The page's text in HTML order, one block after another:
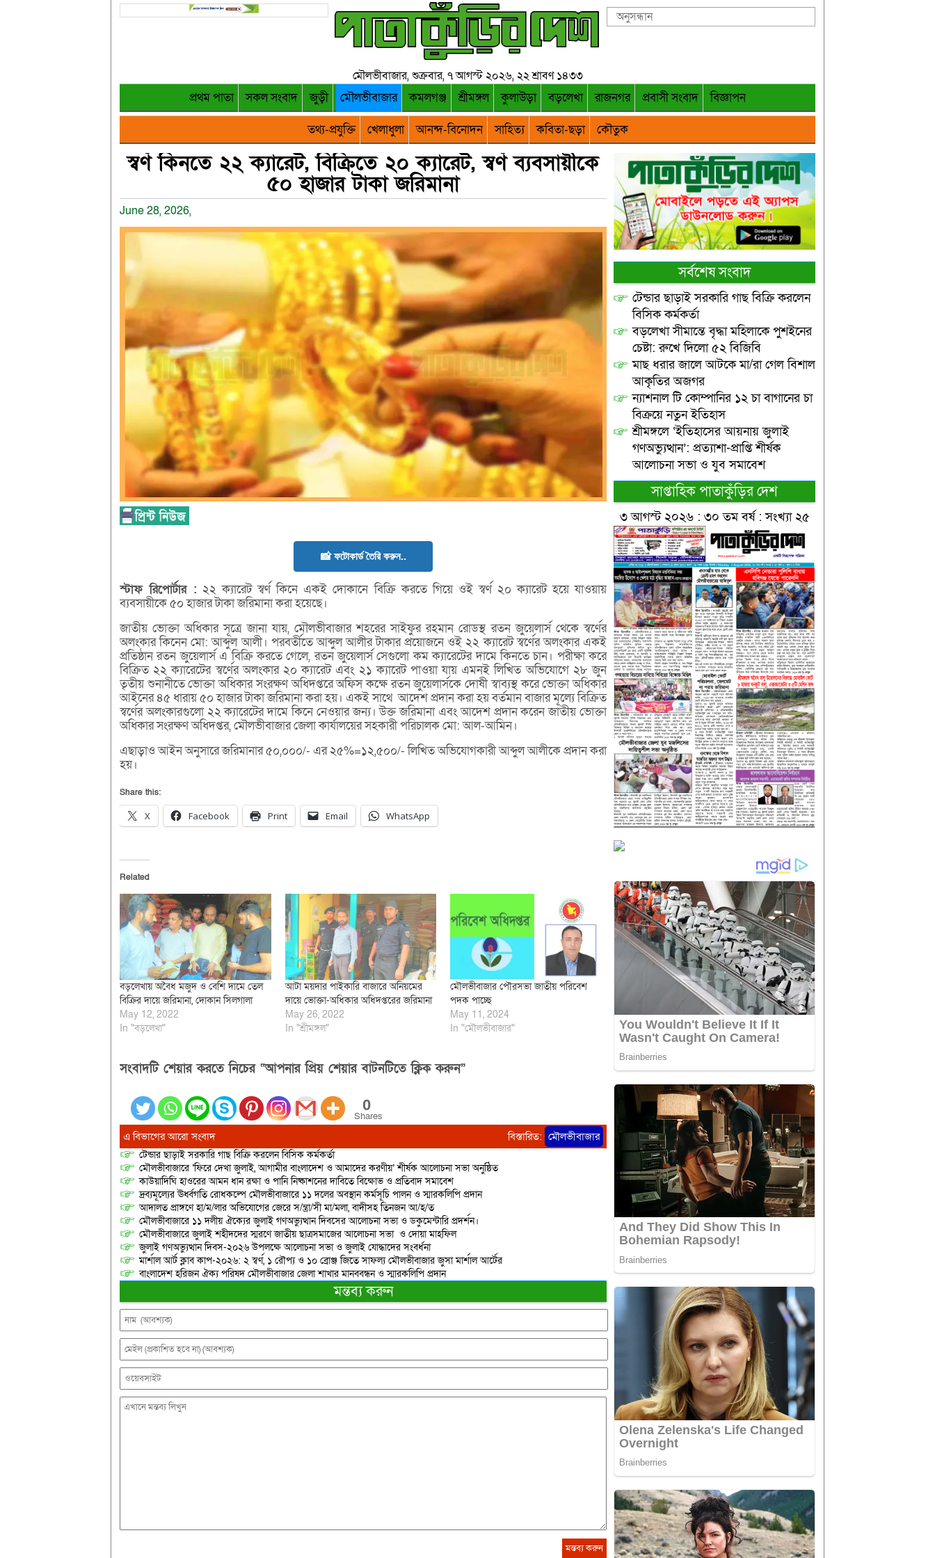
মৌলভীবাজার, শুক্রবার, ৭ আগস্ট ২০২৬, ২২ শ্রাবণ ১৪৩৩
প্রথম পাতা সকল সংবাদ জুড়ী মৌলভীবাজার কমলগঞ্জ শ্রীমঙ্গল কুলাউড়া বড়লেখা রাজনগর প্রবাসী সংবাদ
বিজ্ঞাপন
তথ্য-প্রযুক্তি
খেলাধুলা আনন্দ-বিনোদন সাহিত্য কবিতা-ছড়া কৌতুক
স্বর্ণ কিনতে ২২ ক্যারেট, বিক্রিতে ২০ ক্যারেট, স্বর্ণ ব্যবসায়ীকে
৫০ হাজার টাকা জরিমানা
June 28, 2026,
📸 ফটোকার্ড তৈরি করুন..
স্টাফরিপোর্টার : ২২ ক্যারেট স্বর্ণ কিনে একই দোকানে বিক্রি করতে গিয়ে ওই স্বর্ণ ২০ ক্যারেট হয়ে যাওয়ায়
ব্যবসায়ীকে ৫০ হাজার টাকা জরিমানা করা হয়েছে।
জাতীয় ভোক্তা অধিকার সূত্রে জানা যায়, মৌলভীবাজার শহরের সাইফুর রহমান রোডস্থ রতন জুয়েলার্স থেকে স্বর্ণের
অলংকার কিনেন মো: আব্দুল আলী। পরবর্তীতে আব্দুল আলীর টাকার প্রয়োজনে ওই ২২ ক্যারেট স্বর্ণের অলংকার একই
প্রতিষ্ঠান রতন জুয়েলার্স এ বিক্রি করতে গেলে, রতন জুয়েলার্স সেগুলো কম ক্যারেটের দামে কিনতে চান। পরীক্ষা করে
বিক্রিত ২২ ক্যারেটের স্বর্ণের অলংকার ২০ ক্যারেট এবং ২১ ক্যারেট পাওয়া যায় এমনই লিখিত অভিযোগে ২৮ জুন
তৃতীয় শুনানীতে ভোক্তা অধিকার সংরক্ষণ অধিদপ্তরে অফিস কক্ষে রতন জুয়েলার্সকে দোষী স্বাব্যস্থ করে ভোক্তা অধিকার
আইনের ৪৫ ধারায় ৫০ হাজার টাকা জরিমানা করা হয়। একই সাথে আদেশ প্রদান করা হয় বর্তমান বাজার মূল্যে বিক্রিত
স্বর্ণের অলংকারগুলো ২২ ক্যারেটের দামে কিনে নেওয়ার জন্য। উক্ত জরিমানা এবং আদেশ প্রদান করেন জাতীয় ভোক্তা
অধিকার সংরক্ষণ অধিদপ্তর, মৌলভীবাজার জেলা কার্যালয়ের সহকারী পরিচালক মো: আল-আমিন।
এছাড়াও আইন অনুসারে জরিমানার ৫০,০০০/- এর ২৫%=১২,৫০০/- লিখিত অভিযোগকারী আব্দুল আলীকে প্রদান করা
হয়।
Share this:
X Facebook Print Email WhatsApp
Related
বড়লেখায় অবৈধ মজুদ ও বেশি দামে তেল
বিক্রির দায়ে জরিমানা, দোকান সিলগালা
May 12, 2022
In "বড়লেখা"
আটা ময়দার পাইকারি বাজারে অনিয়মের
দায়ে ভোক্তা-অধিকার অধিদপ্তরের জরিমানা
May 26, 2022
In "শ্রীমঙ্গল"
মৌলভীবাজার পৌরসভা জাতীয় পরিবেশ
পদক পাচ্ছে
May 11, 2024
In "মৌলভীবাজার"
সংবাদটি শেয়ার করতে নিচের “আপনার প্রিয় শেয়ার বাটনটিতে ক্লিক করুন”
0
Shares
এ বিভাগের আরো সংবাদ বিস্তারিত: মৌলভীবাজার
টেন্ডার ছাড়াই সরকারি গাছ বিক্রি করলেন বিসিক কর্মকর্তা
মৌলভীবাজারে ‘ফিরে দেখা জুলাই, আগামীর বাংলাদেশ ও আমাদের করণীয়’ শীর্ষক আলোচনা সভা অনুষ্ঠিত
কাউয়াদিঘি হাওরের আমন ধান রক্ষা ও পানি নিষ্কাশনের দাবিতে বিক্ষোভ ও প্রতিবাদ সমাবেশ
দ্রব্যমূল্যের ঊর্ধ্বগতি রোধকল্পে মৌলভীবাজারে ১১ দলের অবস্থান কর্মসূচি পালন ও স্মারকলিপি প্রদান
আদালত প্রাঙ্গণে হা/ম/লার অভিযোগের জেরে স/ন্ত্রা/সী মা/মলা, বাদীসহ তিনজন আ/হ/ত
মৌলভীবাজারে ১১ দলীয় ঐক্যের জুলাই গণঅভ্যুত্থান দিবসের আলোচনা সভা ও ডকুমেন্টারি প্রদর্শন।
মৌলভীবাজারে জুলাই শহীদদের স্মরণে জাতীয় ছাত্রসমাজের আলোচনা সভা ও দোয়া মাহফিল
জুলাই গণঅভ্যুত্থান দিবস-২০২৬ উপলক্ষে আলোচনা সভা ও জুলাই যোদ্ধাদের সংবর্ধনা
মার্শাল আর্ট ক্লাব কাপ-২০২৬: ২ স্বর্ণ, ১ রৌপ্য ও ১০ ব্রোঞ্জ জিতে সাফল্য মৌলভীবাজার জুসা মার্শাল আর্টের
বাংলাদেশ হরিজন ঐক্য পরিষদ মৌলভীবাজার জেলা শাখার মানববন্ধন ও স্মারকলিপি প্রদান
মন্তব্য করুন
সর্বশেষ সংবাদ
টেন্ডার ছাড়াই সরকারি গাছ বিক্রি করলেন
বিসিক কর্মকর্তা
বড়লেখা সীমান্তে বৃদ্ধা মহিলাকে পুশইনের
চেষ্টা: রুখে দিলো ৫২ বিজিবি
মাছ ধরার জালে আটকে মা/রা গেল বিশাল
আকৃতির অজগর
ন্যাশনাল টি কোম্পানির ১২ চা বাগানের চা
বিক্রয়ে নতুন ইতিহাস
শ্রীমঙ্গলে ‘ইতিহাসের আয়নায় জুলাই
গণঅভ্যুত্থান’: প্রত্যাশা-প্রাপ্তি শীর্ষক
আলোচনা সভা ও যুব সমাবেশ
সাপ্তাহিক পাতাকুঁড়ির দেশ
৩ আগস্ট ২০২৬ : ৩০ তম বর্ষ : সংখ্যা ২৫